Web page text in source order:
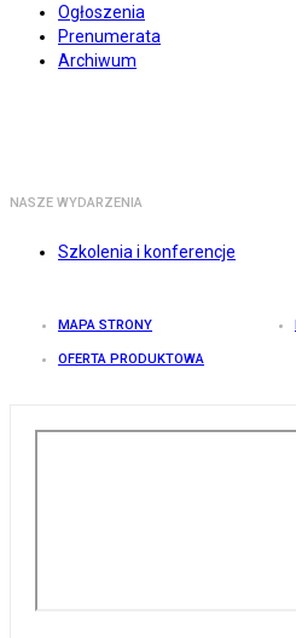
Ogłoszenia
Prenumerata
Archiwum
NASZE WYDARZENIA
Szkolenia i konferencje
MAPA STRONY
OFERTA PRODUKTOWA